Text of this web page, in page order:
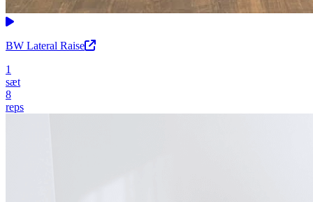
BW Lateral Raise
1
sæt
8
reps